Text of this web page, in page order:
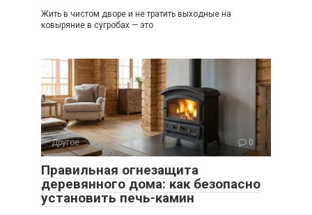
Жить в чистом дворе и не тратить выходные на
ковыряние в сугробах — это
Другое 0
Правильная огнезащита
деревянного дома: как безопасно
установить печь-камин